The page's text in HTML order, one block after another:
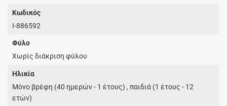
Κωδικός
I-886592
Φύλο
Χωρίς διάκριση φύλου
Ηλικία
Μόνο βρέφη (40 ημερών - 1 έτους) , παιδιά (1 έτους - 12
ετών)